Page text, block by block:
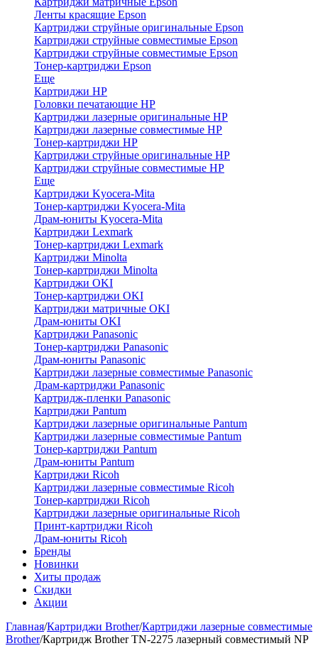
Ленты красящие Epson
Картриджи струйные оригинальные Epson
Картриджи струйные совместимые Epson
Картриджи струйные совместимые Epson
Тонер-картриджи Epson
Еще
Картриджи HP
Головки печатающие HP
Картриджи лазерные оригинальные HP
Картриджи лазерные совместимые HP
Тонер-картриджи HP
Картриджи струйные оригинальные HP
Картриджи струйные совместимые HP
Еще
Картриджи Kyocera-Mita
Тонер-картриджи Kyocera-Mita
Драм-юниты Kyocera-Mita
Картриджи Lexmark
Тонер-картриджи Lexmark
Картриджи Minolta
Тонер-картриджи Minolta
Картриджи OKI
Тонер-картриджи OKI
Картриджи матричные OKI
Драм-юниты OKI
Картриджи Panasonic
Тонер-картриджи Panasonic
Драм-юниты Panasonic
Картриджи лазерные совместимые Panasonic
Драм-картриджи Panasonic
Картридж-пленки Panasonic
Картриджи Pantum
Картриджи лазерные оригинальные Pantum
Картриджи лазерные совместимые Pantum
Тонер-картриджи Pantum
Драм-юниты Pantum
Картриджи Ricoh
Картриджи лазерные совместимые Ricoh
Тонер-картриджи Ricoh
Картриджи лазерные оригинальные Ricoh
Принт-картриджи Ricoh
Драм-юниты Ricoh
Бренды
Новинки
Хиты продаж
Скидки
Акции
Главная/Картриджи Brother/Картриджи лазерные совместимые
Brother/Картридж Brother TN-2275 лазерный совместимый NP